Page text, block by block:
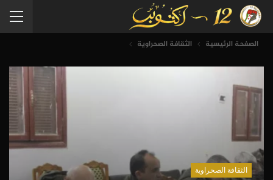
الصفحة الرئيسية الثقافة الصحراوية
الثقافة الصحراوية